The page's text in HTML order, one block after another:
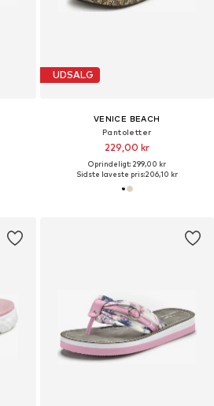
UDSALG
VENICE BEACH
Pantoletter
229,00 kr
Oprindeligt: 299,00 kr
Sidste laveste pris:206,10 kr